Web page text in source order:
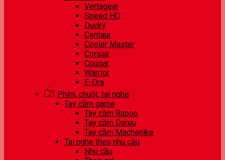
Vertagear
Speed HQ
Ducky
Centaur
Cooler Master
Corsair
Cougar
Warrior
E-Dra
Phím, chuột, tai nghe
Tay cầm game
Tay cầm Rapoo
Tay cầm Dareu
Tay cầm Machenike
Tai nghe theo nhu cầu
Nhu cầu